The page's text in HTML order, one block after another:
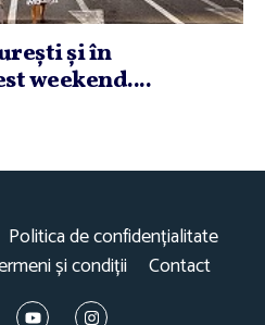
şi în
weekend....
Politica de confidențialitate
și condiții Contact